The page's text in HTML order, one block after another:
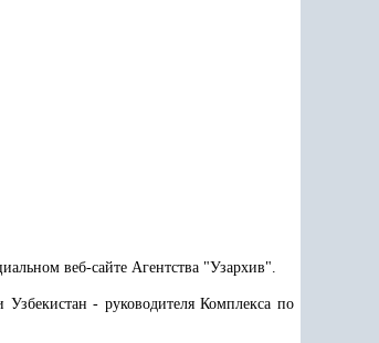
веб-сайте Агентства "Узархив".
- руководителя Комплекса по